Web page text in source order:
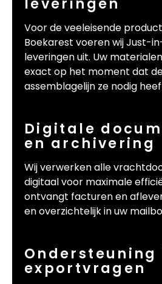
Voor de veeleisende
Boekarest voeren wij Just-
leveringen uit. Uw
exact op het moment dat
assemblagelijn ze nodig
Digitale
en archivering
Wij verwerken alle
digitaal voor maximale
ontvangt facturen en
en overzichtelijk in uw
Ondersteuning
exportvragen